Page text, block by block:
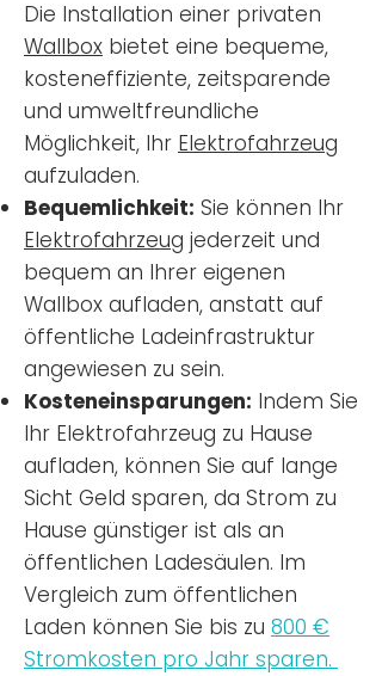
Die Installation einer privaten
Wallbox bietet eine bequeme,
kosteneffiziente, zeitsparende
und umweltfreundliche
Möglichkeit, Ihr Elektrofahrzeug
aufzuladen.
Bequemlichkeit: Sie können Ihr
Elektrofahrzeug jederzeit und
bequem an Ihrer eigenen
Wallbox aufladen, anstatt auf
öffentliche Ladeinfrastruktur
angewiesen zu sein.
Kosteneinsparungen: Indem Sie
Ihr Elektrofahrzeug zu Hause
aufladen, können Sie auf lange
Sicht Geld sparen, da Strom zu
Hause günstiger ist als an
öffentlichen Ladesäulen. Im
Vergleich zum öffentlichen
Laden können Sie bis zu 800 €
Stromkosten pro Jahr sparen.